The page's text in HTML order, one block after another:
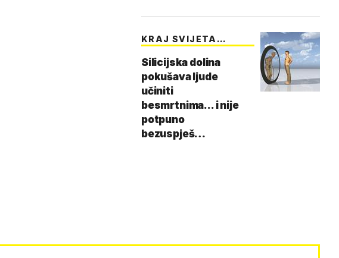
KRAJ SVIJETA
Silicijska dolina
pokušava ljude
učiniti
besmrtnima... i nije
potpuno
bezuspješ…